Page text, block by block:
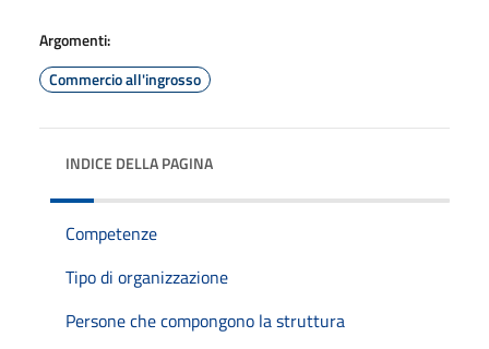
Argomenti:
Commercio all'ingrosso
INDICE DELLA PAGINA
Competenze
Tipo di organizzazione
Persone che compongono la struttura